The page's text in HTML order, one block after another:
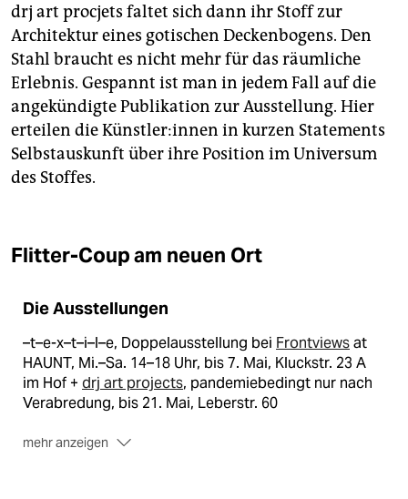
drj art procjets faltet sich dann ihr Stoff zur
Architektur eines gotischen Deckenbogens. Den
Stahl braucht es nicht mehr für das räumliche
Erlebnis. Gespannt ist man in jedem Fall auf die
angekündigte Publikation zur Ausstellung. Hier
erteilen die Künst­le­r:in­nen in kurzen Statements
Selbstauskunft über ihre Position im Universum
des Stoffes.
Flitter-Coup am neuen Ort
Die Ausstellungen
–t–e-x–t–i–l–e, Doppelausstellung bei Frontviewsat
HAUNT, Mi.–Sa. 14–18 Uhr, bis 7. Mai, Kluckstr. 23 A
im Hof + drj art projects, pandemiebedingt nur nach
Verabredung, bis 21. Mai, Leberstr. 60
mehr anzeigen